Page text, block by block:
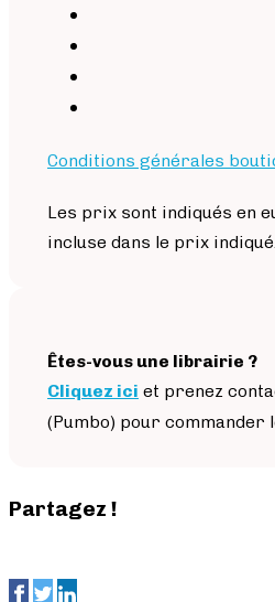
Conditions générales
Les prix sont indiqués en
incluse dans le prix
Êtes-vous une librairie ?
Cliquez ici et prenez
(Pumbo) pour commander
Partagez !